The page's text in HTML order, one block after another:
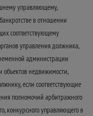
управляющему,
в отношении
соответствующему
управления должника,
администрации
недвижимости,
если соответствующие
полномочий арбитражного
конкурсного управляющего в